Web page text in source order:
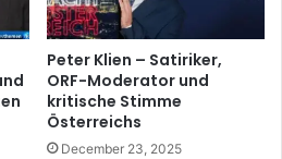
Peter Klien – Satiriker,
ORF-Moderator und
kritische Stimme
Österreichs
December 23, 2025